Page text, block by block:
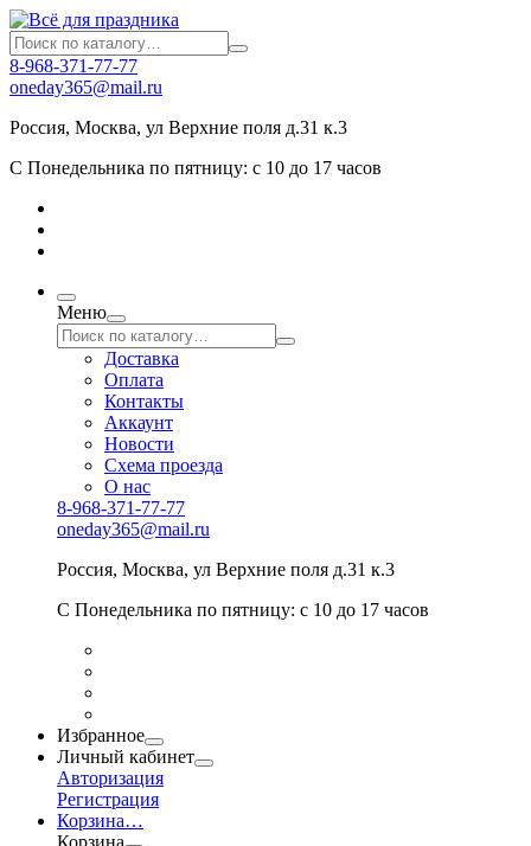
8-968-371-77-77
oneday365@mail.ru
Россия, Москва, ул Верхние поля д.31 к.3
С Понедельника по пятницу: с 10 до 17 часов
Меню
Доставка
Оплата
Контакты
Аккаунт
Новости
Схема проезда
О нас
8-968-371-77-77
oneday365@mail.ru
Россия, Москва, ул Верхние поля д.31 к.3
С Понедельника по пятницу: с 10 до 17 часов
Избранное
Личный кабинет
Авторизация
Регистрация
Корзина…
Корзина